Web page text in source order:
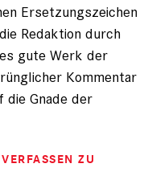
Ersetzungszeichen
Redaktion durch
gute Werk der
Kommentar
die Gnade der
ZU